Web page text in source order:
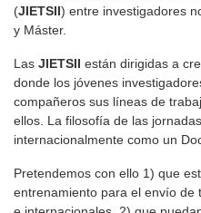
(JIETSII) entre investigadores
y Máster.
Las JIETSII están dirigidas a
donde los jóvenes
compañeros sus líneas de
ellos. La filosofía de las
internacionalmente como un
Pretendemos con ello 1) que
entrenamiento para el envío de